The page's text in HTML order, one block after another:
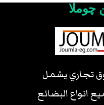
چوملا
تجاري يشمل
انواع البضائع